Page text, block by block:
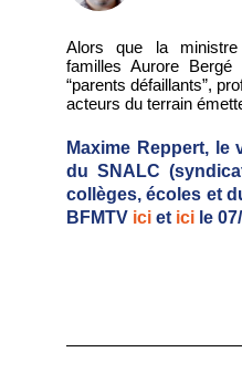
Alors que la
familles Aurore Bergé
“parents défaillants”,
acteurs du terrain
Maxime Reppert, le
du SNALC
collèges, écoles et
BFMTV ici et ici le